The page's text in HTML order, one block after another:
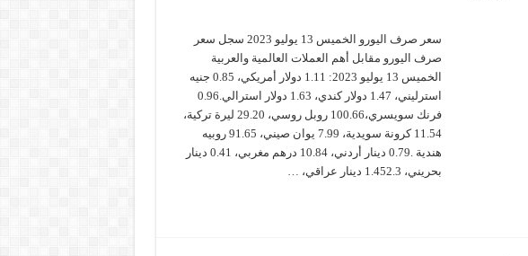
سعر صرف اليورو الخميس 13 يوليو 2023 سجل سعر
صرف اليورو مقابل أهم العملات العالمية والعربية
الخميس 13 يوليو 2023: 1.11 دولار أمريكي، 0.85 جنيه
استرليني، 1.47 دولار كندي، 1.63 دولار استرالي.0.96
فرنك سويسري،100.66 روبل روسي، 29.20 ليرة تركية،
11.54 كرونة سويدية، 7.99 يوان صيني، 91.65 روبيه
هندية .0.79 دينار أردني، 10.84 درهم مغربي، 0.41 دينار
بحريني، 1.452.3 دينار عراقي، …